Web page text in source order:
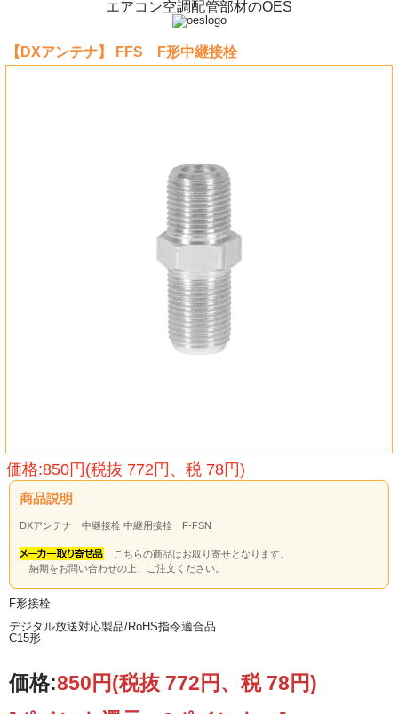
エアコン空調配管部材のOES
【DXアンテナ】 FFS F形中継接栓
価格:850円(税抜 772円、税 78円)
商品説明
DXアンテナ 中継接栓 中継用接栓 F-FSN
こちらの商品はお取り寄せとなります。
納期をお問い合わせの上、ご注文ください。
F形接栓
デジタル放送対応製品/RoHS指令適合品
C15形
価格:850円(税抜 772円、税 78円)